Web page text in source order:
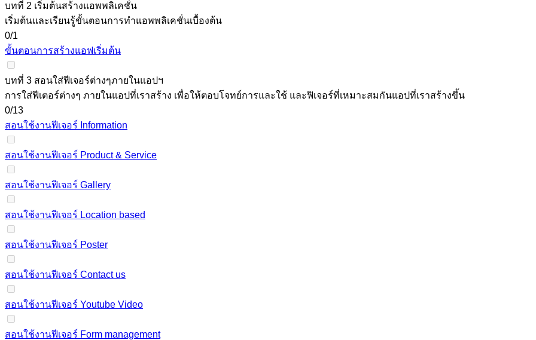
บทที่ 2 เริ่มต้นสร้างแอพพลิเคชั่น
เริ่มต้นและเรียนรู้ขั้นตอนการทำแอพพลิเคชั่นเบื้องต้น
0/1
ขั้นตอนการสร้างแอฟเริ่มต้น
บทที่ 3 สอนใส่ฟีเจอร์ต่างๆภายในแอปฯ
การใส่ฟีเตอร์ต่างๆ ภายในแอปที่เราสร้าง เพื่อให้ตอบโจทย์การและใช้ และฟิเจอร์ที่เหมาะสมกันแอปที่เราสร้างขึ้น
0/13
สอนใช้งานฟีเจอร์ Information
สอนใช้งานฟีเจอร์ Product & Service
สอนใช้งานฟีเจอร์ Gallery
สอนใช้งานฟีเจอร์ Location based
สอนใช้งานฟีเจอร์ Poster
สอนใช้งานฟีเจอร์ Contact us
สอนใช้งานฟีเจอร์ Youtube Video
สอนใช้งานฟีเจอร์ Form management